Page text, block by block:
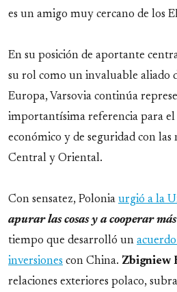
es un amigo muy cercano de los
En su posición de aportante
su rol como un invaluable aliado
Europa, Varsovia continúa
importantísima referencia para
económico y de seguridad con las
Central y Oriental.
Con sensatez, Polonia urgió a la
apurar las cosas y a cooperar
tiempo que desarrolló un
inversiones con China. Zbigniew
relaciones exteriores polaco,